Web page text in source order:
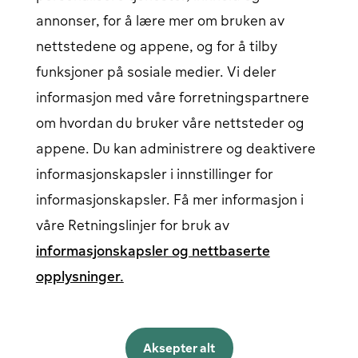
Artikler
Vårt ladenettverk
Logg inn
Innlogging for elbil-sjåfør
Åpnes i et nytt vindu
Bedriftspålogging
Åpnes i et nytt vindu
Følg oss på sosiale medier
annonser, for å lære mer om bruken av
nettstedene og appene, og for å tilby
funksjoner på sosiale medier. Vi deler
informasjon med våre forretningspartnere
om hvordan du bruker våre nettsteder og
appene. Du kan administrere og deaktivere
informasjonskapsler i innstillinger for
informasjonskapsler. Få mer informasjon i
våre Retningslinjer for bruk av
informasjonskapsler og nettbaserte
opplysninger.
Aksepter alt